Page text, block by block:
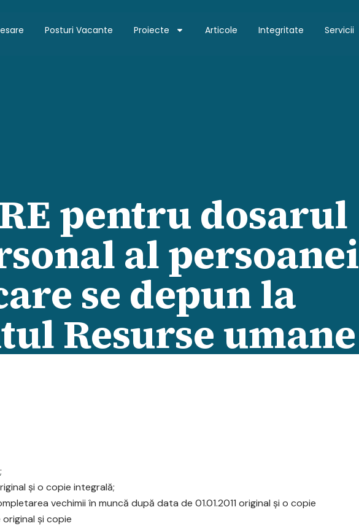
Posturi Vacante Proiecte Articole Integritate Servicii
pentru dosarul
al persoanei
se depun la
Resurse umane
;
şi o copie integrală;
vechimii în muncă după data de 01.01.2011 original şi o copie
şi copie